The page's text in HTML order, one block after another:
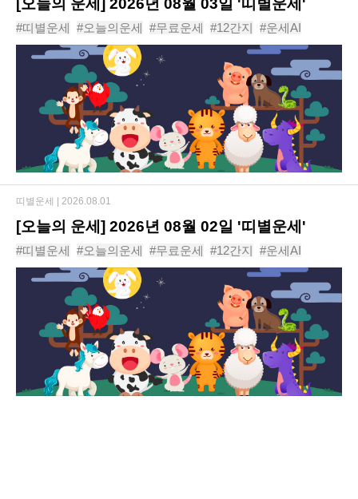
[오늘의 운세] 2026년 08월 03일 '띠별운세'
#띠별운세 #오늘의운세 #무료운세 #12간지 #운세AI
#동물운세 #운세 #신년운세 #사주 #년도운세
[오늘의 운세] 2026년 08월 02일 '띠별운세'
#띠별운세 #오늘의운세 #무료운세 #12간지
#운세AI
#동물운세 #운세 #신년운세 #사주 #년도운세
띠별운세 | 2026.08.01